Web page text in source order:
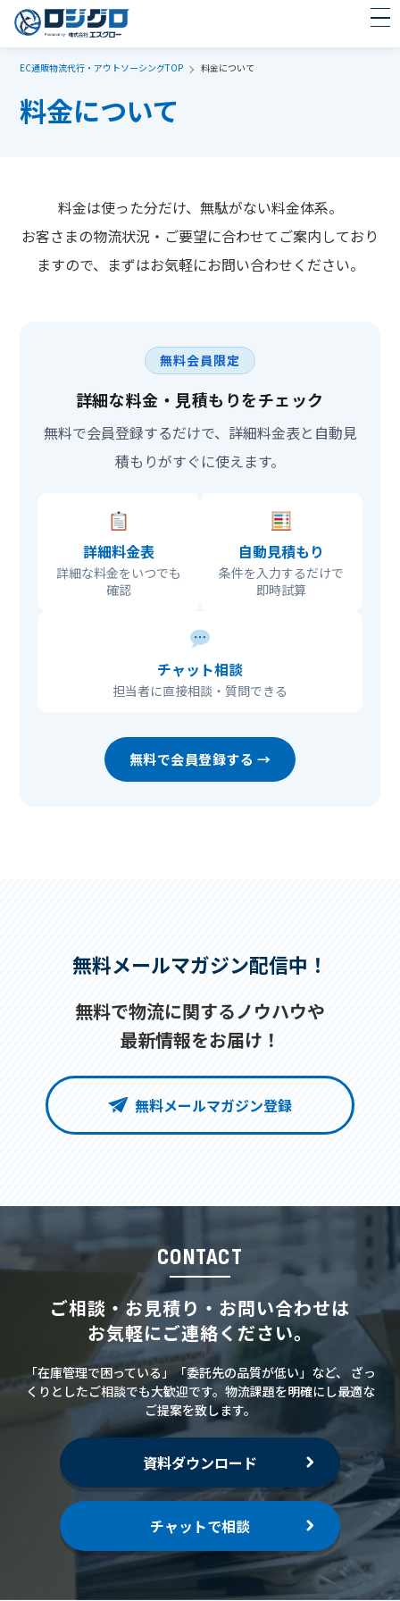
EC通販物流代行・アウトソーシングTOP 料金について
料金について
料金は使った分だけ、無駄がない料金体系。
お客さまの物流状況・ご要望に合わせてご案内しており
ますので、まずはお気軽にお問い合わせください。
無料会員限定
詳細な料金・見積もりをチェック
無料で会員登録するだけで、詳細料金表と自動見
積もりがすぐに使えます。
詳細料金表
詳細な料金をいつでも
確認
自動見積もり
条件を入力するだけで
即時試算
チャット相談
担当者に直接相談・質問できる
無料で会員登録する →
無料メールマガジン配信中！
無料で物流に関するノウハウや
最新情報をお届け！
無料メールマガジン登録
CONTACT
ご相談・お見積り・お問い合わせは
お気軽にご連絡ください。
「在庫管理で困っている」「委託先の品質が低い」など、
ざっ
くりとしたご相談でも大歓迎です。物流課題を明確にし最適な
ご提案を致します。
資料ダウンロード
チャットで相談